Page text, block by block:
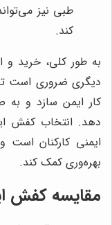
طبی نیز
کند.
به طور کلی، خرید و
دیگری ضروری است تا
کار ایمن سازد و به
دهد. انتخاب کفش
ایمنی کارکنان است
بهره‌وری کمک کند.
مقایسه کفش